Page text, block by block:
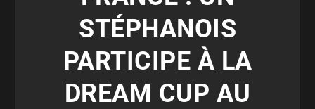
STÉPHANOIS
PARTICIPE À LA
DREAM CUP AU